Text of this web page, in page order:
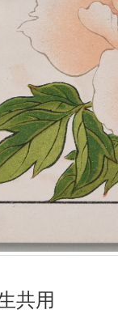
共用